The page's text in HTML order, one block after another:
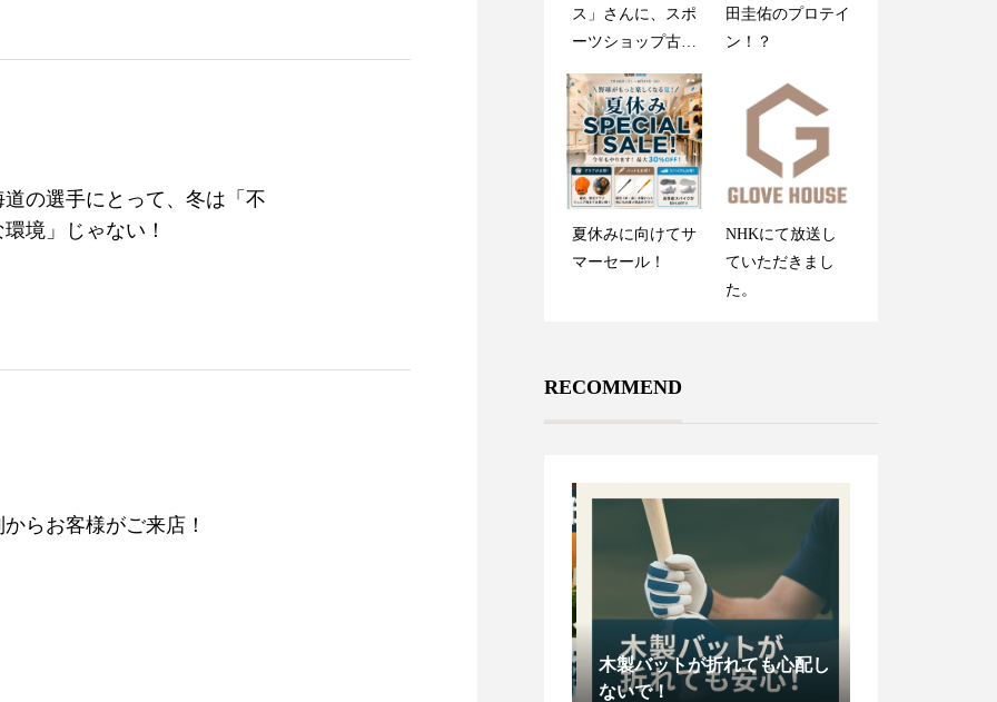
道の選手にとって、冬は「不
境」じゃない！
らお客様がご来店！
ス」さんに、スポ
ーツショップ古内
を紹介していただ
きました
田圭佑のプロテイ
ン！？
夏休みに向けてサ
マーセール！
NHKにて放送し
ていただきまし
た。
催のお知らせ
ても心配しない
で！
グラブメンテナン
ス指南書
RECOMMEND
木製バットが折れても心配し
ないで！